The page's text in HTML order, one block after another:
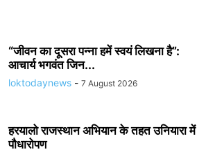
“जीवन का दूसरा पन्ना हमें स्वयं लिखना है”:
आचार्य भगवंत जिन...
loktodaynews - 7 August 2026
हरयालो राजस्थान अभियान के तहत उनियारा में
पौधारोपण